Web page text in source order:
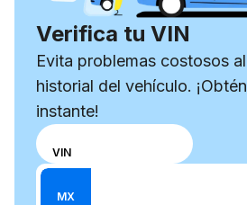
Verifica tu VIN
Evita problemas costosos
historial del vehículo.
instante!
Elige
un
modo
VIN
Ingresa el VIN
MX